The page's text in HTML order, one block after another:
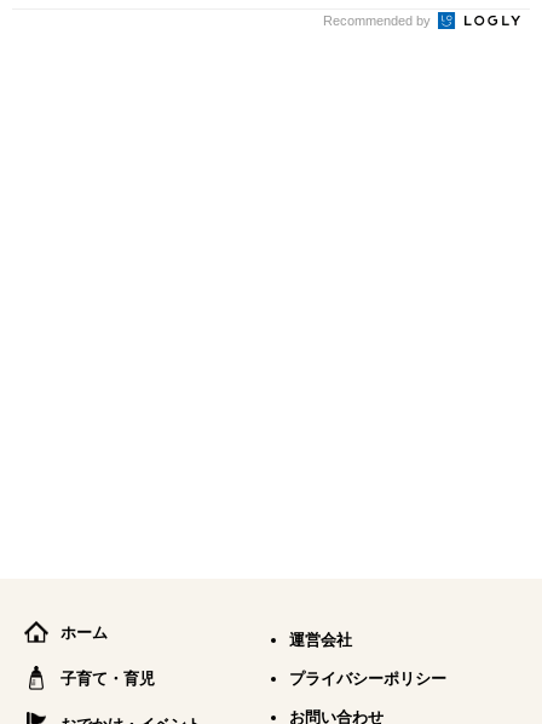
Recommended by
ホーム
子育て・育児
運営会社
プライバシーポリシー
お問い合わせ